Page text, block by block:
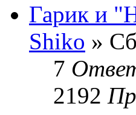
Гарик и
Shiko »
7
2192